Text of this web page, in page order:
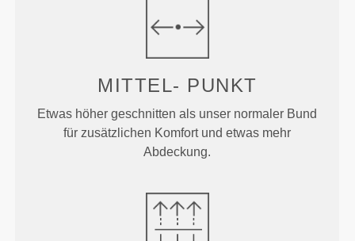
MITTEL- PUNKT
Etwas höher geschnitten als unser normaler Bund
für zusätzlichen Komfort und etwas mehr
Abdeckung.